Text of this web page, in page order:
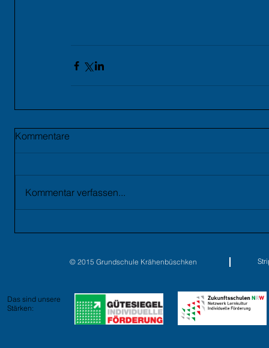
Kommentare
Kommentar verfassen...
© 2015 Grundschule Krähenbüschken
Das sind unsere
Stärken: